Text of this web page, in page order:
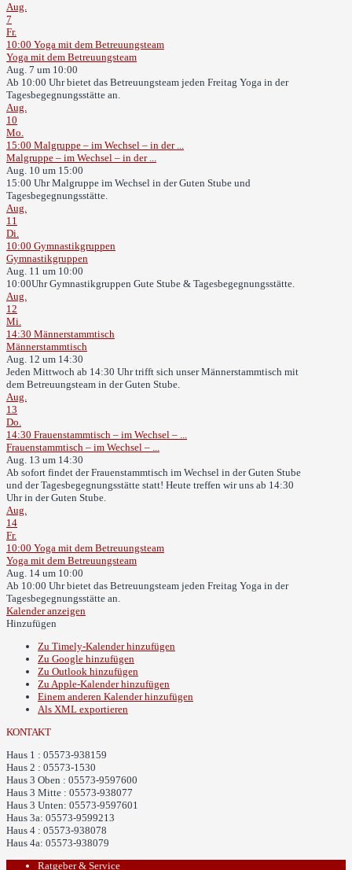
Aug.
7
Fr.
10:00 Yoga mit dem Betreuungsteam
Yoga mit dem Betreuungsteam
Aug. 7 um 10:00
Ab 10:00 Uhr bietet das Betreuungsteam jeden Freitag Yoga in der
Tagesbegegnungsstätte an.
Aug.
10
Mo.
15:00 Malgruppe – im Wechsel – in der ...
Malgruppe – im Wechsel – in der ...
Aug. 10 um 15:00
15:00 Uhr Malgruppe im Wechsel in der Guten Stube und
Tagesbegegnungsstätte.
Aug.
11
Di.
10:00 Gymnastikgruppen
Gymnastikgruppen
Aug. 11 um 10:00
10:00Uhr Gymnastikgruppen Gute Stube & Tagesbegegnungsstätte.
Aug.
12
Mi.
14:30 Männerstammtisch
Männerstammtisch
Aug. 12 um 14:30
Jeden Mittwoch ab 14:30 Uhr trifft sich unser Männerstammtisch mit
dem Betreuungsteam in der Guten Stube.
Aug.
13
Do.
14:30 Frauenstammtisch – im Wechsel – ...
Frauenstammtisch – im Wechsel – ...
Aug. 13 um 14:30
Ab sofort findet der Frauenstammtisch im Wechsel in der Guten Stube
und der Tagesbegegnungsstätte statt! Heute treffen wir uns ab 14:30
Uhr in der Guten Stube.
Aug.
14
Fr.
10:00 Yoga mit dem Betreuungsteam
Yoga mit dem Betreuungsteam
Aug. 14 um 10:00
Ab 10:00 Uhr bietet das Betreuungsteam jeden Freitag Yoga in der
Tagesbegegnungsstätte an.
Kalender anzeigen
Hinzufügen
Zu Timely-Kalender hinzufügen
Zu Google hinzufügen
Zu Outlook hinzufügen
Zu Apple-Kalender hinzufügen
Einem anderen Kalender hinzufügen
Als XML exportieren
KONTAKT
Haus 1 : 05573-938159
Haus 2 : 05573-1530
Haus 3 Oben : 05573-9597600
Haus 3 Mitte : 05573-938077
Haus 3 Unten: 05573-9597601
Haus 3a: 05573-9599213
Haus 4 : 05573-938078
Haus 4a: 05573-938079
Ratgeber & Service